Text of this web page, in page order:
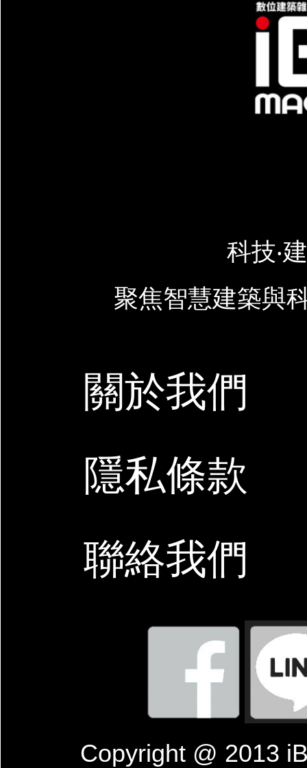
科技‧
聚焦智慧建築與
關於我們
隱私條款
聯絡我們
Copyright @ 2013